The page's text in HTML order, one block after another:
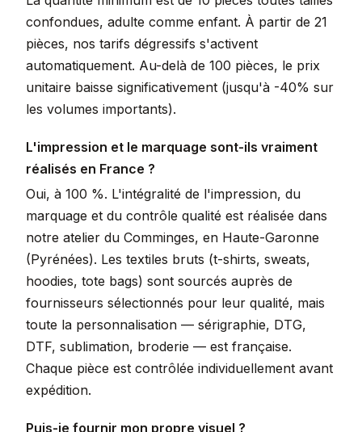
confondues, adulte comme enfant. À partir de 21
pièces, nos tarifs dégressifs s'activent
automatiquement. Au-delà de 100 pièces, le prix
unitaire baisse significativement (jusqu'à -40% sur
les volumes importants).
L'impression et le marquage sont-ils vraiment
réalisés en France ?
Oui, à 100 %. L'intégralité de l'impression, du
marquage et du contrôle qualité est réalisée dans
notre atelier du Comminges, en Haute-Garonne
(Pyrénées). Les textiles bruts (t-shirts, sweats,
hoodies, tote bags) sont sourcés auprès de
fournisseurs sélectionnés pour leur qualité, mais
toute la personnalisation — sérigraphie, DTG,
DTF, sublimation, broderie — est française.
Chaque pièce est contrôlée individuellement avant
expédition.
Puis-je fournir mon propre visuel ?